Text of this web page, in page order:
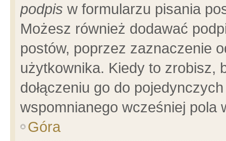
podpis w formularzu pisania
Możesz również dodawać
postów, poprzez zaznaczenie
użytkownika. Kiedy to zrobisz,
dołączeniu go do
wspomnianego wcześniej pola
Góra